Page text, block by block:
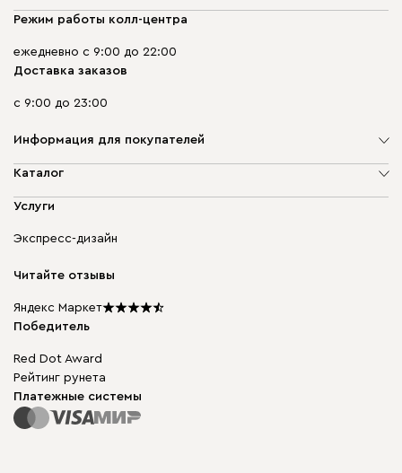
Режим работы колл-центра
ежедневно с 9:00 до 22:00
Доставка заказов
с 9:00 до 23:00
Информация для покупателей
О компании
Доставка и оплата
диван.клуб
Карьера
Подарочные сертификаты
Мы в прессе
Каталог
Мягкая мебель
Бескаркасная мебель
Столы и стулья
Услуги
Экспресс-дизайн
Читайте отзывы
Яндекс Маркет
Победитель
Red Dot Award
Рейтинг рунета
Платежные системы